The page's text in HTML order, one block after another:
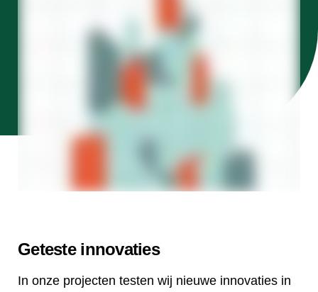
Geteste innovaties
In onze projecten testen wij nieuwe innovaties in